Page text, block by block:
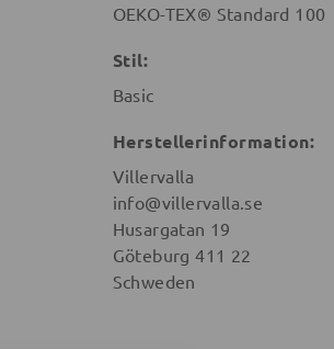
OEKO-TEX® Standard 100
Stil:
Basic
Herstellerinformation:
Villervalla
info@villervalla.se
Husargatan 19
Göteburg 411 22
Schweden